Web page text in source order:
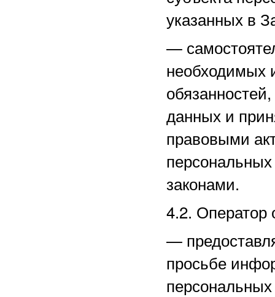
указанных в
—
необходимых
данных и
правовыми
законами.
4.2. Оператор
—
просьбе